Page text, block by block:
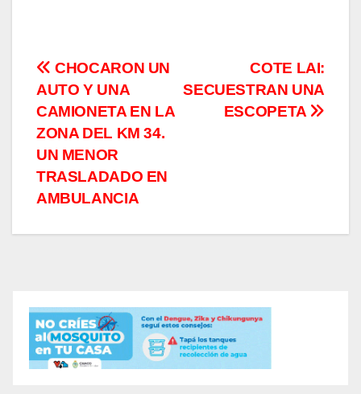
Navegación
de
entradas
COTE LAI:
SECUESTRAN UNA
ESCOPETA
CHOCARON UN
AUTO Y UNA
CAMIONETA EN LA
ZONA DEL KM 34.
UN MENOR
TRASLADADO EN
AMBULANCIA